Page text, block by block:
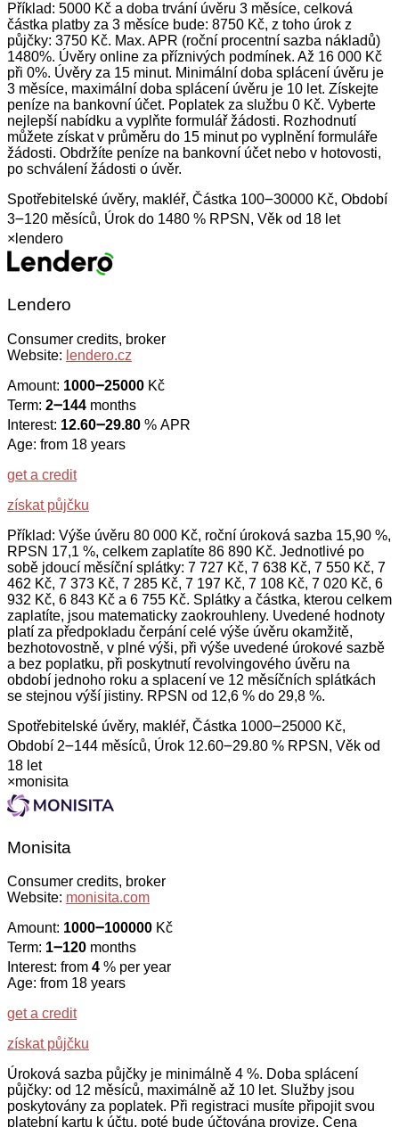
Příklad: 5000 Kč a doba trvání úvěru 3 měsíce, celková
částka platby za 3 měsíce bude: 8750 Kč, z toho úrok z
půjčky: 3750 Kč. Max. APR (roční procentní sazba nákladů)
1480%. Úvěry online za příznivých podmínek. Až 16 000 Kč
při 0%. Úvěry za 15 minut. Minimální doba splácení úvěru je
3 měsíce, maximální doba splácení úvěru je 10 let. Získejte
peníze na bankovní účet. Poplatek za službu 0 Kč. Vyberte
nejlepší nabídku a vyplňte formulář žádosti. Rozhodnutí
můžete získat v průměru do 15 minut po vyplnění formuláře
žádosti. Obdržíte peníze na bankovní účet nebo v hotovosti,
po schválení žádosti o úvěr.
Spotřebitelské úvěry, makléř, Částka 100౼30000 Kč, Období
3౼120 měsíců, Úrok do 1480 % RPSN, Věk od 18 let
× lendero
Lendero
Consumer credits, broker
Website: lendero.cz
Amount: 1000౼25000 Kč
Term: 2౼144 months
Interest: 12.60౼29.80 % APR
Age: from 18 years
get a credit
získat půjčku
Příklad: Výše úvěru 80 000 Kč, roční úroková sazba 15,90 %,
RPSN 17,1 %, celkem zaplatíte 86 890 Kč. Jednotlivé po
sobě jdoucí měsíční splátky: 7 727 Kč, 7 638 Kč, 7 550 Kč, 7
462 Kč, 7 373 Kč, 7 285 Kč, 7 197 Kč, 7 108 Kč, 7 020 Kč, 6
932 Kč, 6 843 Kč a 6 755 Kč. Splátky a částka, kterou celkem
zaplatíte, jsou matematicky zaokrouhleny. Uvedené hodnoty
platí za předpokladu čerpání celé výše úvěru okamžitě,
bezhotovostně, v plné výši, při výše uvedené úrokové sazbě
a bez poplatku, při poskytnutí revolvingového úvěru na
období jednoho roku a splacení ve 12 měsíčních splátkách
se stejnou výší jistiny. RPSN od 12,6 % do 29,8 %.
Spotřebitelské úvěry, makléř, Částka 1000౼25000 Kč,
Období 2౼144 měsíců, Úrok 12.60౼29.80 % RPSN, Věk od
18 let
×monisita
Monisita
Consumer credits, broker
Website: monisita.com
Amount: 1000౼100000 Kč
Term: 1౼120 months
Interest: from 4 % per year
Age: from 18 years
get a credit
získat půjčku
Úroková sazba půjčky je minimálně 4 %. Doba splácení
půjčky: od 12 měsíců, maximálně až 10 let. Služby jsou
poskytovány za poplatek. Při registraci musíte připojit svou
platební kartu k účtu, poté bude účtována provize. Cena